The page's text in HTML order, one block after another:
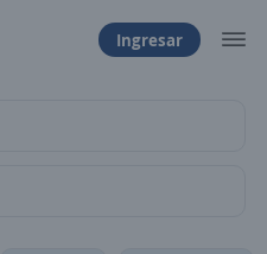
Ingresar